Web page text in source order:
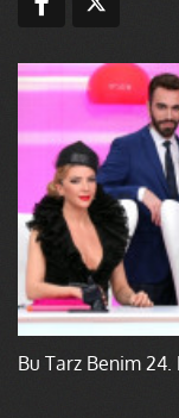
Bu Tarz Benim 24.